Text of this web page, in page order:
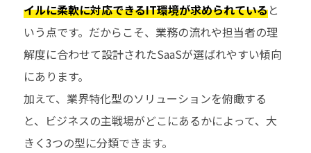
イルに柔軟に対応できるIT環境が求められていると
いう点です。だからこそ、業務の流れや担当者の理
解度に合わせて設計されたSaaSが選ばれやすい傾向
にあります。
加えて、業界特化型のソリューションを俯瞰する
と、ビジネスの主戦場がどこにあるかによって、大
きく3つの型に分類できます。